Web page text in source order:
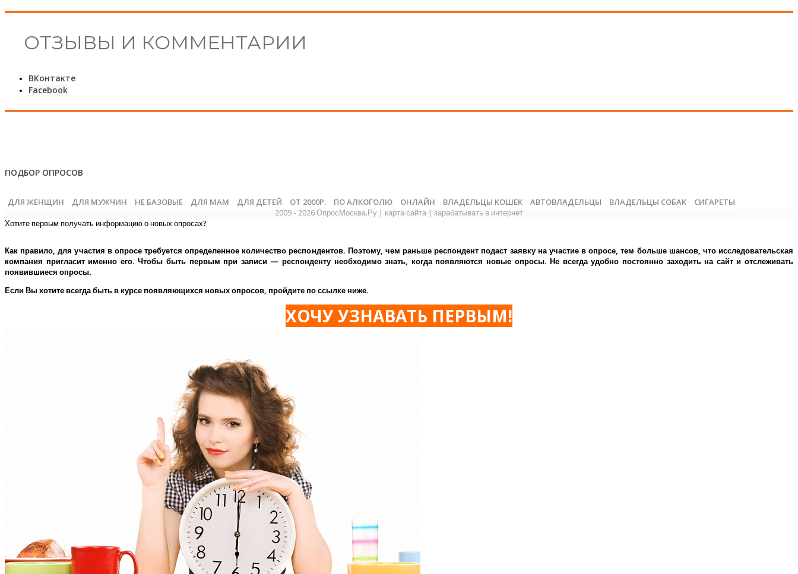
ОТЗЫВЫ И КОММЕНТАРИИ
ВКонтакте
Facebook
ПОДБОР ОПРОСОВ
ДЛЯ ЖЕНЩИН ДЛЯ МУЖЧИН НЕ БАЗОВЫЕ ДЛЯ МАМ ДЛЯ ДЕТЕЙ ОТ 2000Р. ПО АЛКОГОЛЮ ОНЛАЙН ВЛАДЕЛЬЦЫ КОШЕК АВТОВЛАДЕЛЬЦЫ ВЛАДЕЛЬЦЫ СОБАК СИГАРЕТЫ
2009 - 2026 ОпросМосква.Ру карта сайта
зарабатывать в интернет
Хотите первым получать информацию о новых опросах?
Как правило, для участия в опросе требуется определенное количество респондентов. Поэтому, чем раньше респондент подаст заявку на участие в опросе, тем больше шансов, что исследовательская
компания пригласит именно его.Чтобы быть первым при записи — респонденту необходимо знать, когда появляются новые опросы. Не всегда удобно постоянно заходить на сайт и отслеживать
появившиеся опросы.
Если Вы хотите всегда быть в курсе появляющихся новых опросов, пройдите по ссылке ниже.
ХОЧУ УЗНАВАТЬ ПЕРВЫМ!